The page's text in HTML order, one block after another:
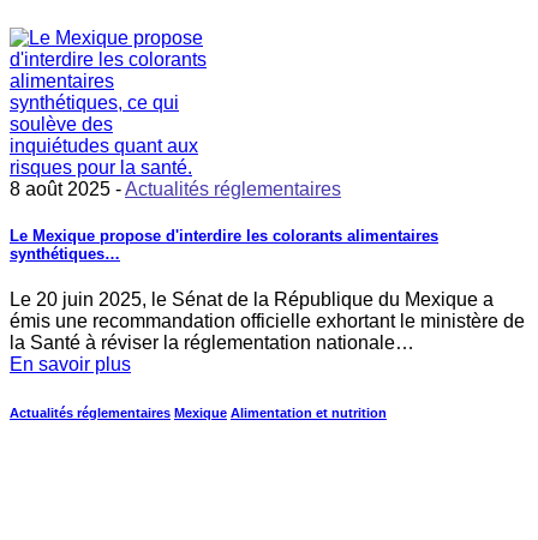
8 août 2025 -Actualités réglementaires
Le Mexique propose d'interdire les colorants alimentaires
synthétiques…
Le 20 juin 2025, le Sénat de la République du Mexique a
émis une recommandation officielle exhortant le ministère de
la Santé à réviser la réglementation nationale…
En savoir plus
Actualités réglementaires Mexique Alimentation et nutrition